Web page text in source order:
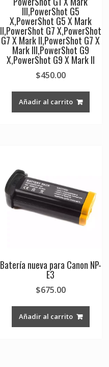
III,PowerShot G5
X,PowerShot G5 X Mark
II,PowerShot G7 X,PowerShot
G7 X Mark II,PowerShot G7 X
Mark III,PowerShot G9
X,PowerShot G9 X Mark II
$450.00
Añadir al carrito
Batería nueva para Canon NP-
E3
$675.00
Añadir al carrito